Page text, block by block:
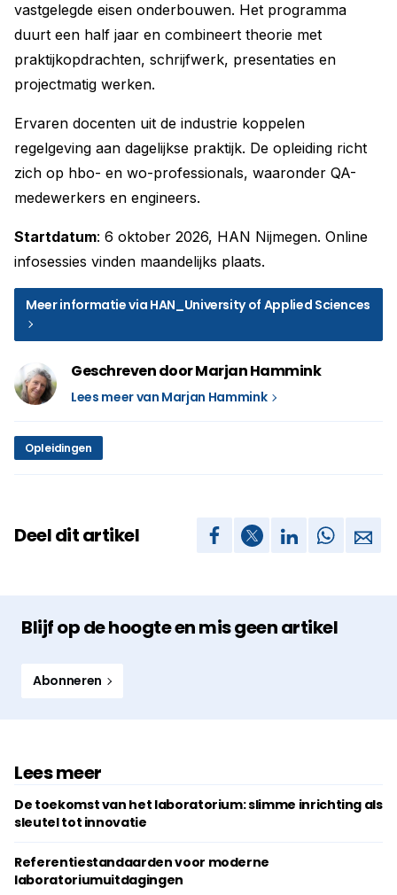
vastgelegde eisen onderbouwen. Het programma
duurt een half jaar en combineert theorie met
praktijkopdrachten, schrijfwerk, presentaties en
projectmatig werken.
Ervaren docenten uit de industrie koppelen
regelgeving aan dagelijkse praktijk. De opleiding richt
zich op hbo- en wo-professionals, waaronder QA-
medewerkers en engineers.
Startdatum: 6 oktober 2026, HAN Nijmegen. Online
infosessies vinden maandelijks plaats.
Meer informatie via HAN_University of Applied Sciences
Geschreven door Marjan Hammink
Lees meer van Marjan Hammink
Opleidingen
Deel dit artikel
Blijf op de hoogte en mis geen artikel
Abonneren
Lees meer
De toekomst van het laboratorium: slimme inrichting als
sleutel tot innovatie
Referentiestandaarden voor moderne
laboratoriumuitdagingen